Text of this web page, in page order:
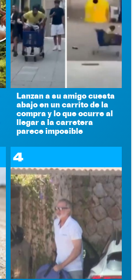
Lanzan a su amigo cuesta
abajo en un carrito de la
compra y lo que ocurre al
llegar a la carretera
parece imposible
4